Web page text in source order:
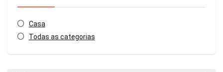
Casa
Todas as categorias